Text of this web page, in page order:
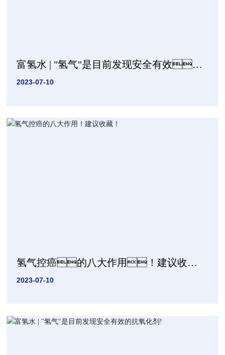
富氢水 | "氢气"是目前发现安全有效的
抗氧化剂!
2023-07-10
氢气控癌的八大作用！建议收
藏！
2023-07-10